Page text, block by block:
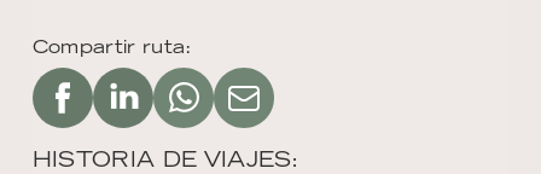
Compartir ruta:
HISTORIA DE VIAJES: